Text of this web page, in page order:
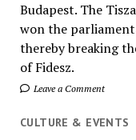
Budapest. The
won the
thereby breaking
of Fidesz.
Leave a Comment
CULTURE & EVENTS